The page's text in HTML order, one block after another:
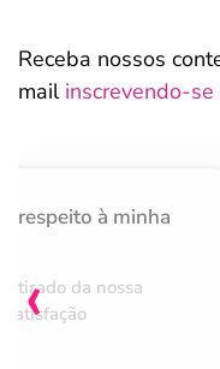
Receba nossos
mail inscrevendo-
respeito à minha
da nossa
‹